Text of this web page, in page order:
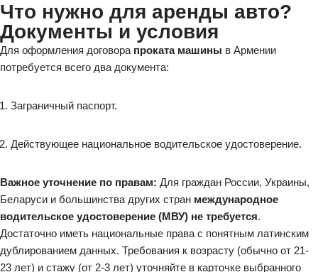
Что нужно для аренды авто?
Документы и условия
Для оформления договора проката машины в Армении
потребуется всего два документа:
Заграничный паспорт.
Действующее национальное водительское удостоверение.
Важное уточнение по правам: Для граждан России, Украины,
Беларуси и большинства других стран международное
водительское удостоверение (МВУ) не требуется.
Достаточно иметь национальные права с понятным латинским
дублированием данных. Требования к возрасту (обычно от 21-
23 лет) и стажу (от 2-3 лет) уточняйте в карточке выбранного